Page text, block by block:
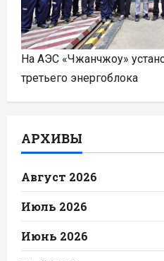
На АЭС «Чжанчжоу»
третьего энергоблока
АРХИВЫ
Август 2026
Июль 2026
Июнь 2026